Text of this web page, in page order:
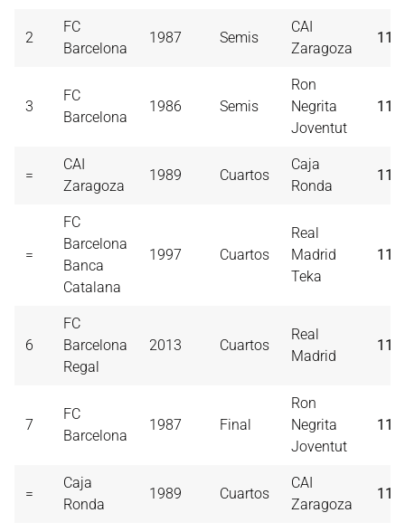
2
FC
Barcelona
1987 Semis
CAI
Zaragoza
117
3
FC
Barcelona
1986 Semis
Ron
Negrita
Joventut
115
=
CAI
Zaragoza
1989 Cuartos
Caja
Ronda
115
=
FC
Barcelona
Banca
Catalana
1997 Cuartos
Real
Madrid
Teka
115
6
FC
Barcelona
Regal
2013 Cuartos
Real
Madrid
111
7
FC
Barcelona
1987 Final
Ron
Negrita
Joventut
110
=
Caja
Ronda
1989 Cuartos
CAI
Zaragoza
110